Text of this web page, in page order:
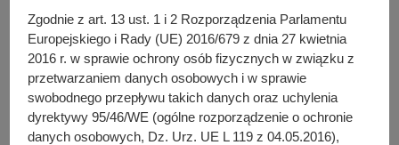
62-035 Kórnik
Ratusz w Kórniku/Bninie
Kontakt:
+48 61 81 70 411 wew. 720
Zgodnie z art. 13 ust. 1 i 2 Rozporządzenia Parlamentu
Europejskiego i Rady (UE) 2016/679 z dnia 27 kwietnia
2016 r. w sprawie ochrony osób fizycznych w związku z
przetwarzaniem danych osobowych i w sprawie
swobodnego przepływu takich danych oraz uchylenia
dyrektywy 95/46/WE (ogólne rozporządzenie o ochronie
danych osobowych, Dz. Urz. UE L 119 z 04.05.2016),